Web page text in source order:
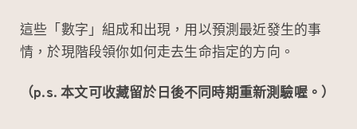
這些「數字」組成和出現，用以預測最近發生的事
情，於現階段領你如何走去生命指定的方向。
（p.s. 本文可收藏留於日後不同時期重新測驗喔。）